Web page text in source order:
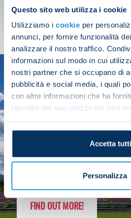
Questo sito web utilizza i cookie
Utilizziamo i cookie per
annunci, per fornire funzionalità
analizzare il nostro traffico.
informazioni sul modo in cui
nostri partner che si occupano di
pubblicità e social media, i quali
con altre informazioni che ha
raccolto dal suo utilizzo dei loro
Accetta tutti
Personalizza
SHOP NOW
SEASON
2025/26
FOLLOW THE
FIND OUT MORE!